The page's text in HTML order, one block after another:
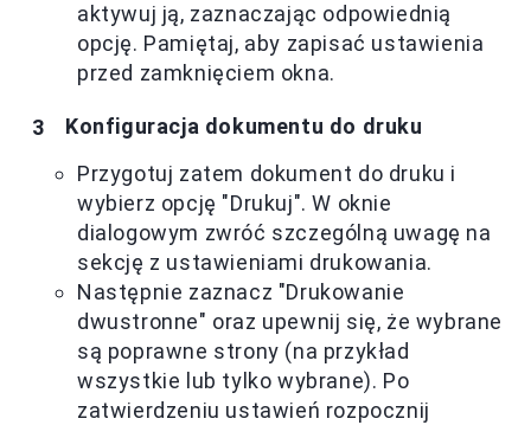
aktywuj ją, zaznaczając odpowiednią
opcję. Pamiętaj, aby zapisać ustawienia
przed zamknięciem okna.
Konfiguracja dokumentu do druku
Przygotuj zatem dokument do druku i
wybierz opcję "Drukuj". W oknie
dialogowym zwróć szczególną uwagę na
sekcję z ustawieniami drukowania.
Następnie zaznacz "Drukowanie
dwustronne" oraz upewnij się, że wybrane
są poprawne strony (na przykład
wszystkie lub tylko wybrane). Po
zatwierdzeniu ustawień rozpocznij